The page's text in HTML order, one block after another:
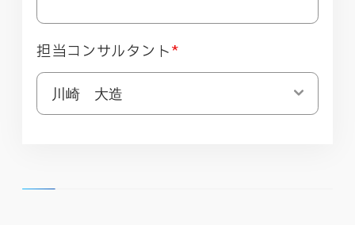
担当コンサルタント*